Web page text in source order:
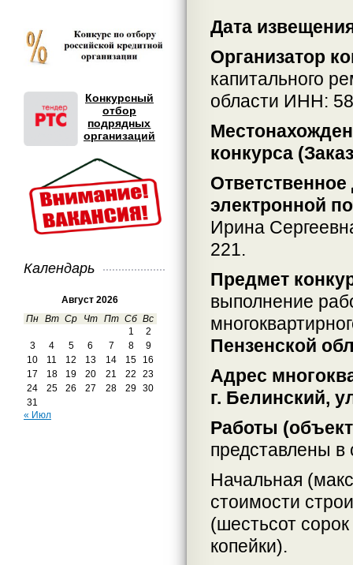
Конкурсный
отбор
подрядных
организаций
Календарь
Август 2026
Пн Вт Ср Чт Пт Сб Вс
1
2
3
4 5 6 7 8
9
10
11 12 13 14 15
16
17
18 19 20 21 22
23
24
25 26 27 28 29
30
31
« Июл
Дата
Организатор
капитального
области ИНН:
конкурса
электронной
Ирина
221.
Предмет
выполнение
Пензенской
Адрес
г. Белинский,
Работы
представлены в
Начальная
стоимости
(шестьсот
копейки).